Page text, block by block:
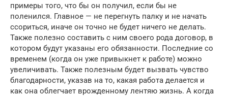
примеры того, что бы он получил, если бы не
поленился. Главное — не перегнуть палку и не начать
ссориться, иначе он точно не будет ничего не делать.
Также полезно составить с ним своего рода договор, в
котором будут указаны его обязанности. Последние со
временем (когда он уже привыкнет к работе) можно
увеличивать. Также полезным будет вызвать чувство
благодарности, указав на то, какая работа делается и
как она облегчает врожденному лентяю жизнь. А когда